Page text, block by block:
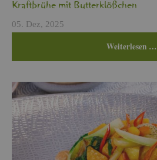
Kraft­brü­he mit But­ter­klö­ßchen
05. Dez, 2025
Wei­ter­le­sen …